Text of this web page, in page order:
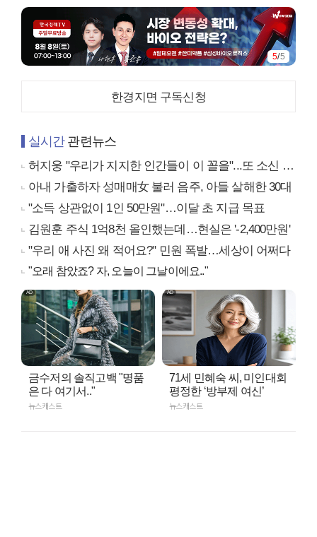
5/5
한경지면 구독신청
실시간관련뉴스
허지웅 "우리가 지지한 인간들이 이 꼴을"...또 소신 발언
아내 가출하자 성매매女 불러 음주, 아들 살해한 30대
"소득 상관없이 1인 50만원"…이달 초 지급 목표
김원훈 주식 1억8천 올인했는데…현실은 '-2,400만원'
"우리 애 사진 왜 적어요?" 민원 폭발…세상이 어쩌다
"오래 참았죠? 자, 오늘이 그날이에요.."
금수저의 솔직고백 "명품
은 다 여기서.."
뉴스캐스트
71세 민혜숙 씨, 미인대회
평정한 ‘방부제 여신’
뉴스캐스트